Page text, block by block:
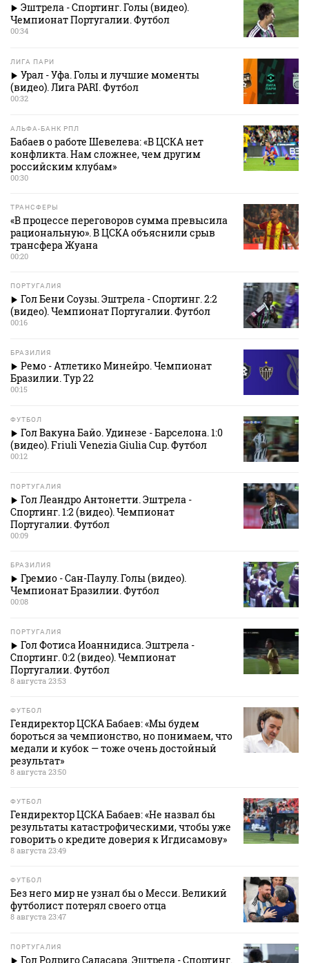
Эштрела - Спортинг. Голы (видео).
Чемпионат Португалии. Футбол
00:34
ЛИГА ПАРИ
Урал - Уфа. Голы и лучшие моменты
(видео). Лига PARI. Футбол
00:32
АЛЬФА-БАНК РПЛ
Бабаев о работе Шевелева: «В ЦСКА нет
конфликта. Нам сложнее, чем другим
российским клубам»
00:30
ТРАНСФЕРЫ
«В процессе переговоров сумма превысила
рациональную». В ЦСКА объяснили срыв
трансфера Жуана
00:20
ПОРТУГАЛИЯ
Гол Бени Соузы. Эштрела - Спортинг. 2:2
(видео). Чемпионат Португалии. Футбол
00:16
БРАЗИЛИЯ
Ремо - Атлетико Минейро. Чемпионат
Бразилии. Тур 22
00:15
ФУТБОЛ
Гол Вакуна Байо. Удинезе - Барселона. 1:0
(видео). Friuli Venezia Giulia Cup. Футбол
00:12
ПОРТУГАЛИЯ
Гол Леандро Антонетти. Эштрела -
Спортинг. 1:2 (видео). Чемпионат
Португалии. Футбол
00:09
БРАЗИЛИЯ
Гремио - Сан-Паулу. Голы (видео).
Чемпионат Бразилии. Футбол
00:08
ПОРТУГАЛИЯ
Гол Фотиса Иоаннидиса. Эштрела -
Спортинг. 0:2 (видео). Чемпионат
Португалии. Футбол
8 августа 23:53
ФУТБОЛ
Гендиректор ЦСКА Бабаев: «Мы будем
бороться за чемпионство, но понимаем, что
медали и кубок — тоже очень достойный
результат»
8 августа 23:50
ФУТБОЛ
Гендиректор ЦСКА Бабаев: «Не назвал бы
результаты катастрофическими, чтобы уже
говорить о кредите доверия к Игдисамову»
8 августа 23:49
ФУТБОЛ
Без него мир не узнал бы о Месси. Великий
футболист потерял своего отца
8 августа 23:47
ПОРТУГАЛИЯ
Гол Родриго Саласара. Эштрела - Спортинг.